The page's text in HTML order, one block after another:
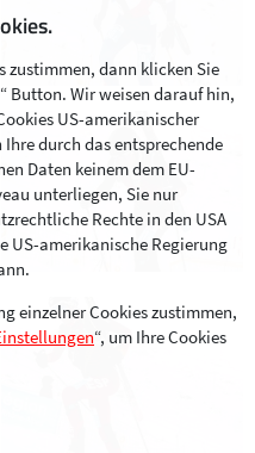
zustimmen, dann klicken Sie
Button. Wir weisen darauf hin,
US-amerikanischer
durch das entsprechende
Daten keinem dem EU-
unterliegen, Sie nur
Rechte in den USA
US-amerikanische Regierung
einzelner Cookies zustimmen,
“, um Ihre Cookies